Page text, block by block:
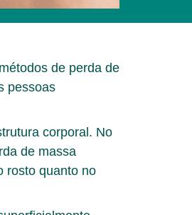
de perda de
pessoas
corporal. No
de massa
rosto quanto no